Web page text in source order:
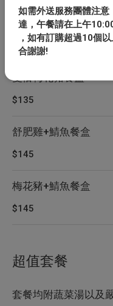
舒肥雞+梅花豬餐盒
$135
雙倍梅花豬餐盒
$135
舒肥雞+鯖魚餐盒
$145
梅花豬+鯖魚餐盒
$145
超值套餐
套餐均附蔬菜湯以及
如需外送服務團體注意
達，午餐請在上午
，如有訂購超過10個
合謝謝!